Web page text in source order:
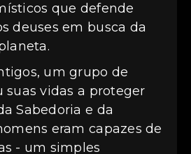
que defende
deuses em busca da
um grupo de
suas vidas a proteger
Sabedoria e da
eram capazes de
- um simples